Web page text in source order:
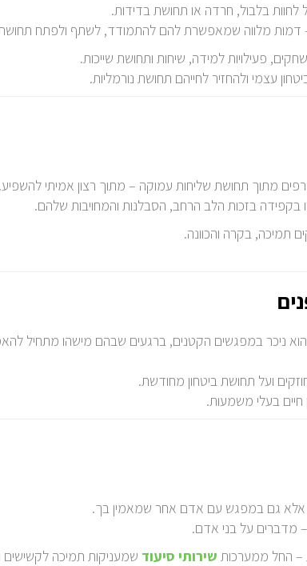
בלבול, חרדה או תחושת בדידות.
דמות מלווה שמאפשרת להם להתמודד, לשתף ולפתח תחושת
פעילויות למידה, שיחות ותחושת שייכות.
עצמי ולהחזיר לחייהם תחושת נורמליות.
מתוך תחושת שליחות עמוקה – מתוך רצון אמיתי להשפיע.
בקפידה בזכות הלב הרחב, הסבלנות והמחויבות שלהם.
תמיכה, בקרה והכוונה.
ניכר במפגשים הקטנים, ברגעים שבהם מישהו מתחיל
ועל תחושת ביטחון מחודשת.
חיים בעלי משמעות.
אלא גם במפגש עם אדם אחר שמאמין בך.
מדברים על בני אדם.
– החל ממערכות שירותי סיעוד שמעניקות תמיכה לקשישים